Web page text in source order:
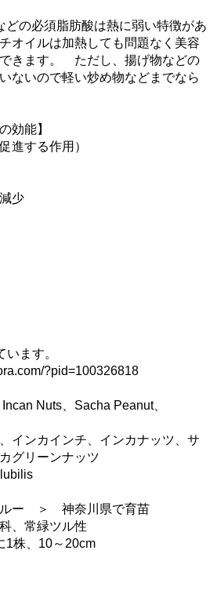
どの必須脂肪酸は熱に弱い特徴があ
オイルは加熱しても問題なく美容
きます。 ただし、揚げ物などの
ないので軽い炒め物などまでなら
効能】
進する作用）
少
ます。
?pid=100326818
Nuts、Sacha Peanut、
インカインチ、インカナッツ、サ
グリーンナッツ
ー ＞ 神奈川県で育苗
、常緑ツル性
株、10～20cm